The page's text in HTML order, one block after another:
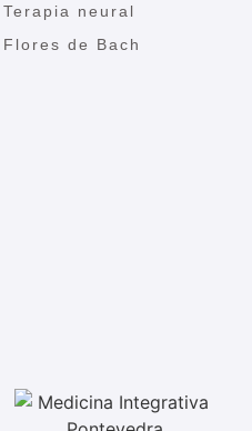
Terapia neural
Flores de Bach